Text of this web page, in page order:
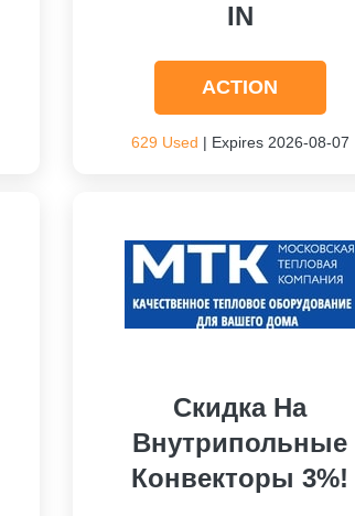
IN
ACTION
629 Used | Expires 2026-08-07
Скидка На
Внутрипольные
Конвекторы 3%!